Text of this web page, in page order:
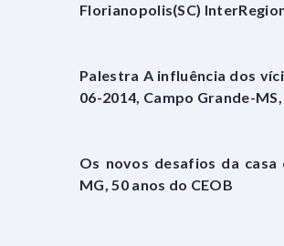
Florianopolis(SC)
Palestra A influência dos
06-2014, Campo Grande-
Os novos desafios da casa
MG, 50 anos do CEOB